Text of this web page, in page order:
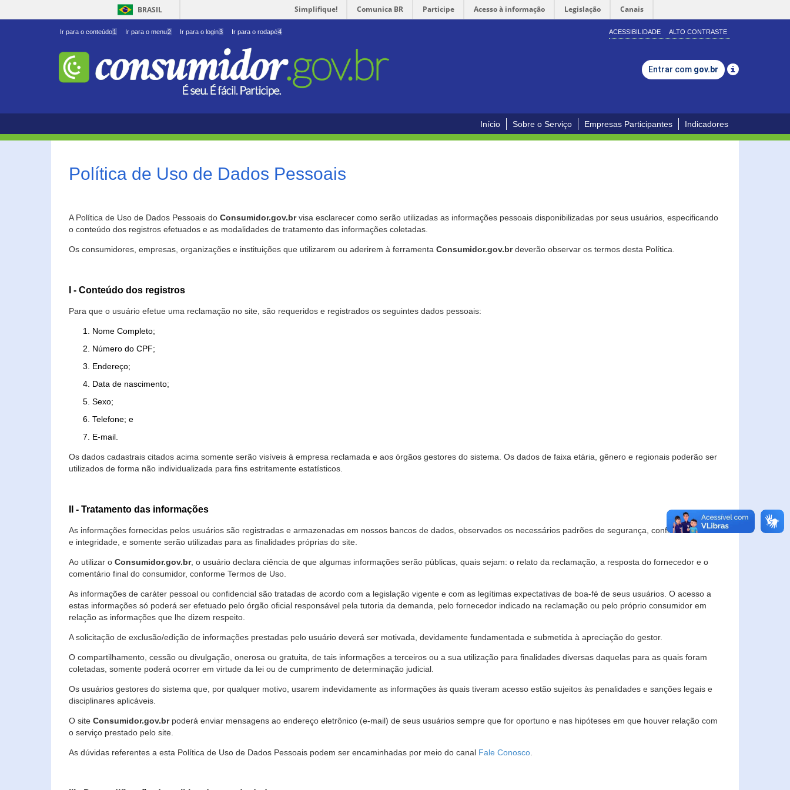
BRASIL Simplifique! Comunica BR Participe Acesso à informação Legislação Canais
Ir para o conteúdo1 Ir para o menu2 Ir para o login3 Ir para o rodapé4 ACESSIBILIDADE ALTO CONTRASTE
Entrar com gov.br
Início Sobre o Serviço Empresas Participantes Indicadores
Política de Uso de Dados Pessoais
A Política de Uso de Dados Pessoais do Consumidor.gov.brvisa esclarecer como serão utilizadas as informações pessoais disponibilizadas por seus usuários, especificando
o conteúdo dos registros efetuados e as modalidades de tratamento das informações coletadas.
Os consumidores, empresas, organizações e instituições que utilizarem ou aderirem à ferramenta Consumidor.gov.brdeverão observar os termos desta Política.
I - Conteúdo dos registros
Para que o usuário efetue uma reclamação no site, são requeridos e registrados os seguintes dados pessoais:
Nome Completo;
Número do CPF;
Endereço;
Data de nascimento;
Sexo;
Telefone; e
E-mail.
Os dados cadastrais citados acima somente serão visíveis à empresa reclamada e aos órgãos gestores do sistema. Os dados de faixa etária, gênero e regionais poderão ser
utilizados de forma não individualizada para fins estritamente estatísticos.
II - Tratamento das informações
As informações fornecidas pelos usuários são registradas e armazenadas em nossos bancos de dados, observados os necessários padrões de segurança, confidencialidade
e integridade, e somente serão utilizadas para as finalidades próprias do site.
Ao utilizar o Consumidor.gov.br, o usuário declara ciência de que algumas informações serão públicas, quais sejam: o relato da reclamação, a resposta do fornecedor e o
comentário final do consumidor, conforme Termos de Uso.
As informações de caráter pessoal ou confidencial são tratadas de acordo com a legislação vigente e com as legítimas expectativas de boa-fé de seus usuários. O acesso a
estas informações só poderá ser efetuado pelo órgão oficial responsável pela tutoria da demanda, pelo fornecedor indicado na reclamação ou pelo próprio consumidor em
relação as informações que lhe dizem respeito.
A solicitação de exclusão/edição de informações prestadas pelo usuário deverá ser motivada, devidamente fundamentada e submetida à apreciação do gestor.
O compartilhamento, cessão ou divulgação, onerosa ou gratuita, de tais informações a terceiros ou a sua utilização para finalidades diversas daquelas para as quais foram
coletadas, somente poderá ocorrer em virtude da lei ou de cumprimento de determinação judicial.
Os usuários gestores do sistema que, por qualquer motivo, usarem indevidamente as informações às quais tiveram acesso estão sujeitos às penalidades e sanções legais e
disciplinares aplicáveis.
O site Consumidor.gov.brpoderá enviar mensagens ao endereço eletrônico (e-mail) de seus usuários sempre que for oportuno e nas hipóteses em que houver relação com
o serviço prestado pelo site.
As dúvidas referentes a esta Política de Uso de Dados Pessoais podem ser encaminhadas por meio do canal Fale Conosco